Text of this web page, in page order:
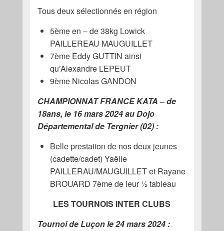
Tous deux sélectionnés en région
5ème en – de 38kg Lowick
PAILLEREAU MAUGUILLET
7ème Eddy GUTTIN ainsi
qu’Alexandre LEPEUT
9ème Nicolas GANDON
CHAMPIONNAT FRANCE KATA – de
18ans, le 16 mars 2024 au Dojo
Départemental de Tergnier (02) :
Belle prestation de nos deux jeunes
(cadette/cadet) Yaëlle
PAILLERAU/MAUGUILLET et Rayane
BROUARD 7ème de leur 1⁄2 tableau
LES TOURNOIS INTER CLUBS
Tournoi de Luçon le 24 mars 2024 :